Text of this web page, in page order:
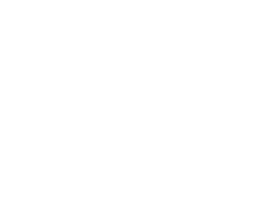
Services